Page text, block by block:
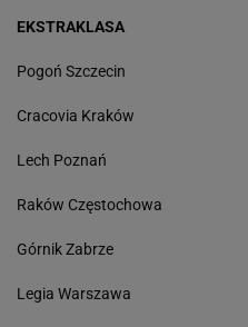
EKSTRAKLASA
Pogoń Szczecin
Cracovia Kraków
Lech Poznań
Raków Częstochowa
Górnik Zabrze
Legia Warszawa